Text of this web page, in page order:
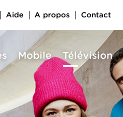
Mobile Télévision
Aide A propos Contact